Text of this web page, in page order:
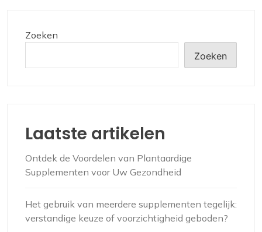
Zoeken
Zoeken
Laatste artikelen
Ontdek de Voordelen van Plantaardige
Supplementen voor Uw Gezondheid
Het gebruik van meerdere supplementen tegelijk:
verstandige keuze of voorzichtigheid geboden?